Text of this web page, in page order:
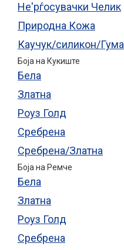
Не'рѓосувачки Челик
Природна Кожа
Каучук/силикон/Гума
Боја на Кукиште
Бела
Златна
Роуз Голд
Сребрена
Сребрена/Златна
Боја на Ремче
Бела
Златна
Роуз Голд
Сребрена